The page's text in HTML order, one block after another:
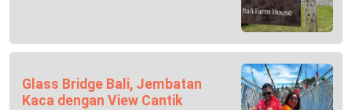
Glass Bridge Bali, Jembatan
Kaca dengan View Cantik